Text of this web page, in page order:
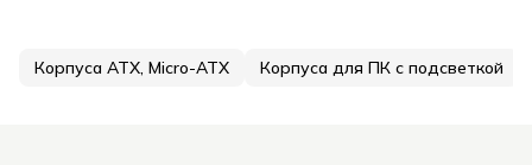
Корпуса ATX, Micro-ATX Корпуса для ПК с подсветкой